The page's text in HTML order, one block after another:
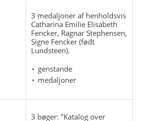
3 medaljoner af henholdsvis
Catharina Emilie Elisabeth
Fencker, Ragnar Stephensen,
Signe Fencker (født
Lundsteen).
genstande
medaljoner
3 bøger: "Katalog over